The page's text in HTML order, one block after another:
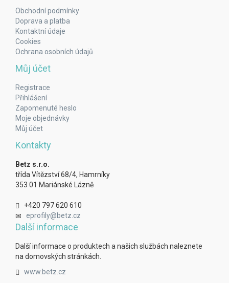
Obchodní podmínky
Doprava a platba
Kontaktní údaje
Cookies
Ochrana osobních údajů
Můj účet
Registrace
Přihlášení
Zapomenuté heslo
Moje objednávky
Můj účet
Kontakty
Betz s.r.o.
třída Vítězství 68/4, Hamrníky
353 01 Mariánské Lázně
+420 797 620 610
eprofily@betz.cz
Další informace
Další informace o produktech a našich službách naleznete
na domovských stránkách.
www.betz.cz